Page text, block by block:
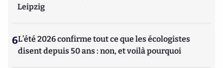
Leipzig
6L’été 2026 confirme tout ce que les écologistes
disent depuis 50 ans : non, et voilà pourquoi